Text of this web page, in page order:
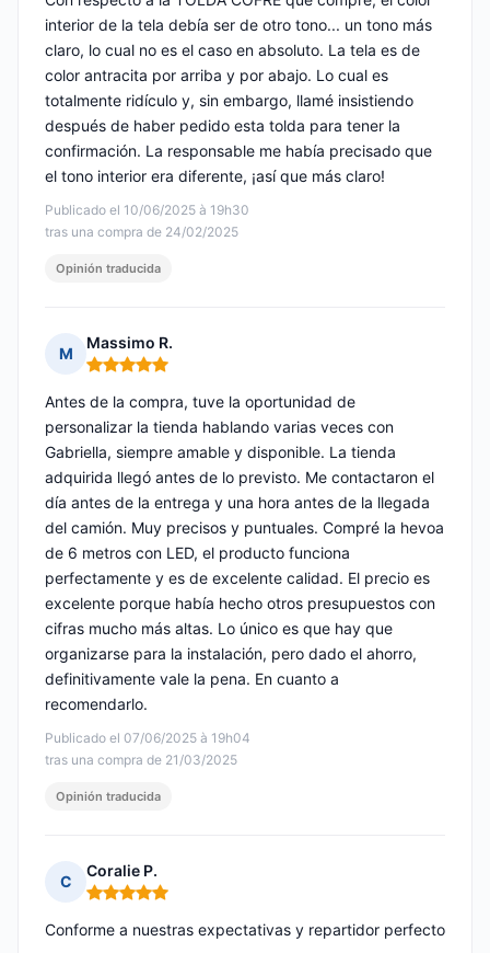
Publicado el 10/06/2025 à 19h30
tras una compra de 24/02/2025
interior de la tela debía ser de otro tono... un tono más
claro, lo cual no es el caso en absoluto. La tela es de
color antracita por arriba y por abajo. Lo cual es
totalmente ridículo y, sin embargo, llamé insistiendo
después de haber pedido esta tolda para tener la
confirmación. La responsable me había precisado que
el tono interior era diferente, ¡así que más claro!
Opinión traducida
M
Massimo R.
Nota: 5 de 5
Publicado el 07/06/2025 à 19h04
tras una compra de 21/03/2025
Antes de la compra, tuve la oportunidad de
personalizar la tienda hablando varias veces con
Gabriella, siempre amable y disponible. La tienda
adquirida llegó antes de lo previsto. Me contactaron el
día antes de la entrega y una hora antes de la llegada
del camión. Muy precisos y puntuales. Compré la hevoa
de 6 metros con LED, el producto funciona
perfectamente y es de excelente calidad. El precio es
excelente porque había hecho otros presupuestos con
cifras mucho más altas. Lo único es que hay que
organizarse para la instalación, pero dado el ahorro,
definitivamente vale la pena. En cuanto a
recomendarlo.
Opinión traducida
C
Coralie P.
Nota: 5 de 5
Conforme a nuestras expectativas y repartidor perfecto